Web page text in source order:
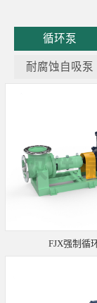
循环泵
耐腐蚀自吸泵
FJX强制循